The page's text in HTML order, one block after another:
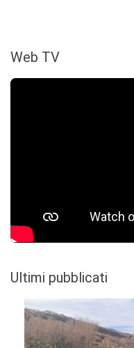
Web TV
Ultimi pubblicati